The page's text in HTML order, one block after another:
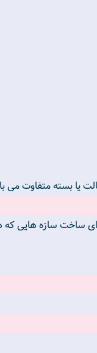
یا بسته متفاوت می
بالا از آن ها برای ساخت